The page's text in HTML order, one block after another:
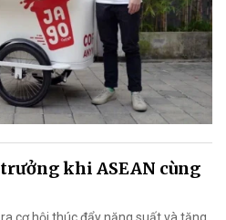
khi ASEAN cùng